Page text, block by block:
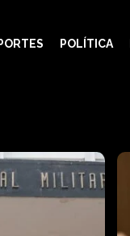
POLÍTICA